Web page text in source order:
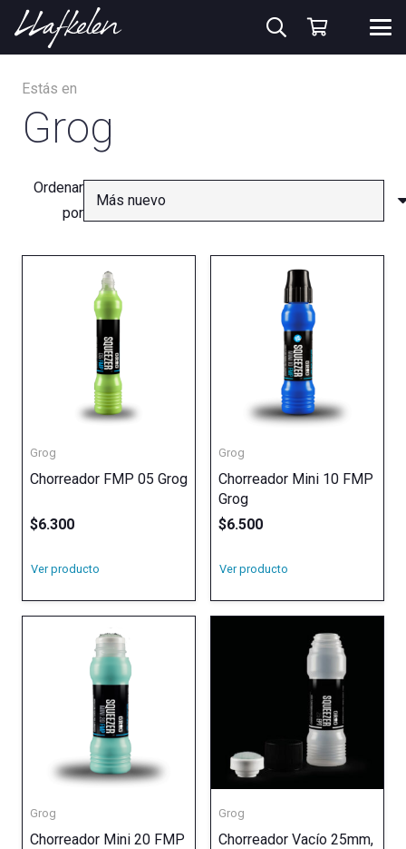
Estás en
Grog
Ordenar
por
Grog
Chorreador FMP 05 Grog
$6.300
Ver producto
Grog
Chorreador Mini 10 FMP
Grog
$6.500
Ver producto
Grog
Chorreador Mini 20 FMP
Grog
Chorreador Vacío 25mm,